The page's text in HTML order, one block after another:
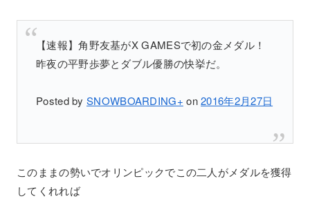
【速報】角野友基がX GAMESで初の金メダル！
昨夜の平野歩夢とダブル優勝の快挙だ。
Posted by SNOWBOARDING+ on2016年2月27日
このままの勢いでオリンピックでこの二人がメダルを獲得
してくれれば